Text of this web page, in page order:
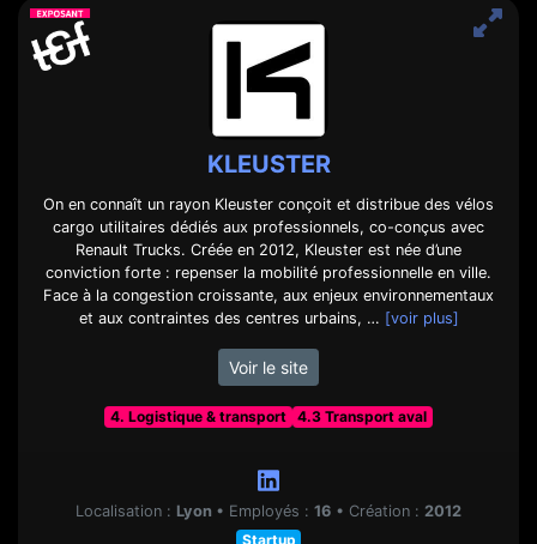
KLEUSTER
On en connaît un rayon Kleuster conçoit et distribue des vélos
cargo utilitaires dédiés aux professionnels, co-conçus avec
Renault Trucks. Créée en 2012, Kleuster est née d’une
conviction forte : repenser la mobilité professionnelle en ville.
Face à la congestion croissante, aux enjeux environnementaux
et aux contraintes des centres urbains, … [voir plus]
Voir le site
4. Logistique & transport 4.3 Transport aval
Localisation : Lyon • Employés : 16 • Création : 2012
Startup